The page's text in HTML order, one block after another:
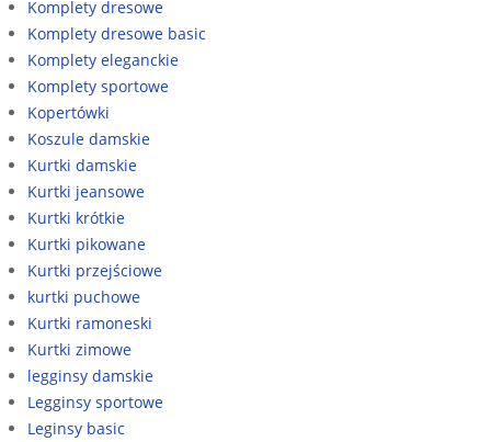
Komplety dresowe
Komplety dresowe basic
Komplety eleganckie
Komplety sportowe
Kopertówki
Koszule damskie
Kurtki damskie
Kurtki jeansowe
Kurtki krótkie
Kurtki pikowane
Kurtki przejściowe
kurtki puchowe
Kurtki ramoneski
Kurtki zimowe
legginsy damskie
Legginsy sportowe
Leginsy basic